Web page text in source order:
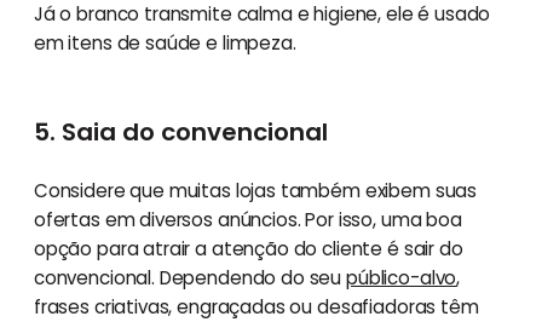
Já o branco transmite calma e higiene, ele é usado
em itens de saúde e limpeza.
5. Saia do convencional
Considere que muitas lojas também exibem suas
ofertas em diversos anúncios. Por isso, uma boa
opção para atrair a atenção do cliente é sair do
convencional. Dependendo do seupúblico-alvo,
frases criativas, engraçadas ou desafiadoras têm